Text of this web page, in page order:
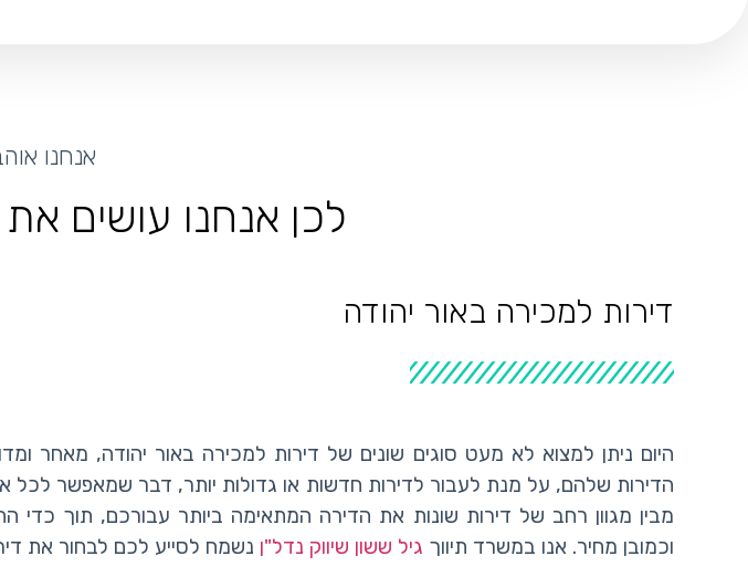
אנחנו
לכן אנחנו עושים
דירות למכירה באור יהודה
היום ניתן למצוא לא מעט סוגים שונים של דירות למכירה באור יהודה,
הדירות שלהם, על מנת לעבור לדירות חדשות או גדולות יותר, דבר שמאפשר לכל
מבין מגוון רחב של דירות שונות את הדירה המתאימה ביותר עבורכם, תוך כדי
וכמובן מחיר. אנו במשרד תיווך גיל ששון שיווק נדל"ן נשמח לסייע לכם לבחור את